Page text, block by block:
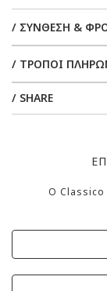
/ ΣΥΝΘΕΣΗ &
/ ΤΡΟΠΟΙ
/ SHARE
O Classico